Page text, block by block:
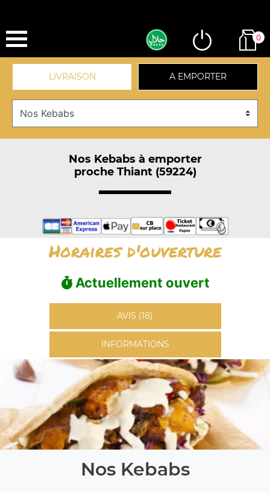
0
LIVRAISON A EMPORTER
Nos Kebabs à emporter
proche Thiant (59224)
Horaires d'ouverture
Actuellement ouvert
AVIS (18)
INFORMATIONS
Nos Kebabs